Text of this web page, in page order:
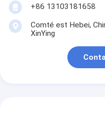
+86 13103181658
Comté est Hebei,
XinYing